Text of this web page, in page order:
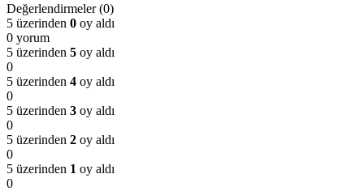
Değerlendirmeler (0)
5 üzerinden 0 oy aldı
0 yorum
5 üzerinden 5 oy aldı
0
5 üzerinden 4 oy aldı
0
5 üzerinden 3 oy aldı
0
5 üzerinden 2 oy aldı
0
5 üzerinden 1 oy aldı
0